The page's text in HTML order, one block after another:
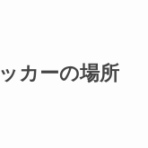
カーの場所